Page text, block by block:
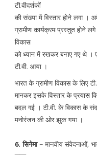
टी.वीदर्शकों
की संख्या में विस्तार होने लगा ।
ग्रामीण कार्यक्रम प्रस्तुत होने
विकास
को ध्यान में रखकर बनाए गए थे ।
टी.वी. आया ।
भारत के ग्रामीण विकास के लिए
मानकर इसके विस्तार के प्रयास
बदल गई । टी.वी. के विकास के
मनोरंजन की ओर झुक गया ।
6. सिनेमा – मानवीय संवेदनाओं,